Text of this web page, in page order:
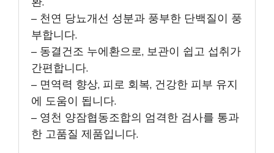
– 천연 당뇨개선 성분과 풍부한 단백질이 풍
부합니다.
– 동결건조 누에환으로, 보관이 쉽고 섭취가
간편합니다.
– 면역력 향상, 피로 회복, 건강한 피부 유지
에 도움이 됩니다.
– 영천 양잠협동조합의 엄격한 검사를 통과
한 고품질 제품입니다.